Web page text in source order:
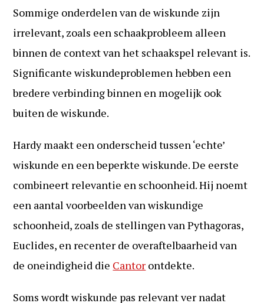
Sommige onderdelen van de wiskunde zijn
irrelevant, zoals een schaakprobleem alleen
binnen de context van het schaakspel relevant is.
Significante wiskundeproblemen hebben een
bredere verbinding binnen en mogelijk ook
buiten de wiskunde.
Hardy maakt een onderscheid tussen ‘echte’
wiskunde en een beperkte wiskunde. De eerste
combineert relevantie en schoonheid. Hij noemt
een aantal voorbeelden van wiskundige
schoonheid, zoals de stellingen van Pythagoras,
Euclides, en recenter de overaftelbaarheid van
de oneindigheid die Cantor ontdekte.
Soms wordt wiskunde pas relevant ver nadat